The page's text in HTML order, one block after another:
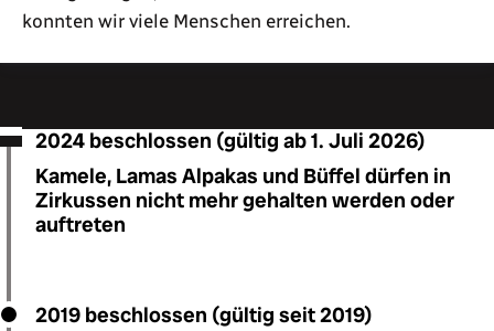
konnten wir viele Menschen erreichen.
2024 beschlossen (gültig ab 1. Juli 2026)
Kamele, Lamas Alpakas und Büffel dürfen in
Zirkussen nicht mehr gehalten werden oder
auftreten
2019 beschlossen (gültig seit 2019)